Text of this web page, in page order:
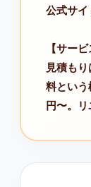
公式サイ
【サー
見積も
料とい
円〜。